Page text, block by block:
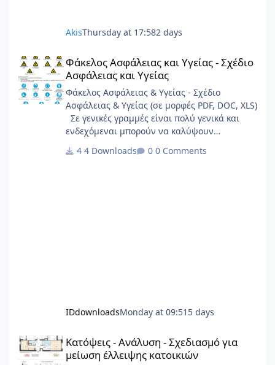
AkisThursday at 17:582 days
Φάκελος Ασφάλειας και Υγείας - Σχέδιο Ασφάλειας και Υγείας
Φάκελος Ασφάλειας και Υγείας - Σχέδιο
Ασφάλειας και Υγείας
Φάκελος Ασφάλειας & Υγείας - Σχέδιο
Ασφάλειας & Υγείας (σε μορφές PDF, DOC, XLS)
Σε γενικές γραμμές είναι πολύ γενικά και
ενδεχόμεναι μπορούν να καλύψουν
4 Downloads 0 Comments
IDdownloadsMonday at 09:51 5 days
Κατόψεις - Ανάλυση - Σχεδιασμό για μείωση έλλειψης
Κατόψεις - Ανάλυση - Σχεδιασμό για
μείωση έλλειψης κατοικιών